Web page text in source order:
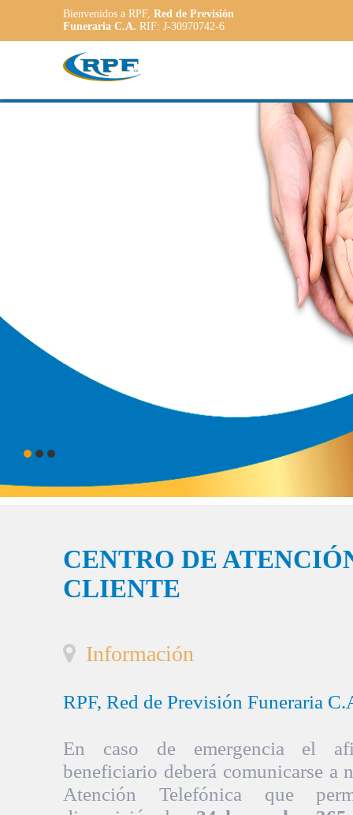
Bienvenidos a RPF, Red de Previsión
Funeraria C.A. RIF: J-30970742-6
Contamos con
a las
CENTRO DE
CLIENTE
Información
RPF, Red de Previsión Funeraria
En caso de emergencia el
beneficiario deberá comunicarse a
Atención Telefónica que